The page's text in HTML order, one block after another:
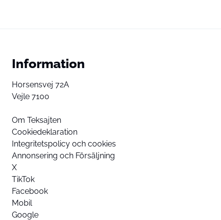
Information
Horsensvej 72A
Vejle 7100
Om Teksajten
Cookiedeklaration
Integritetspolicy och cookies
Annonsering och Försäljning
X
TikTok
Facebook
Mobil
Google